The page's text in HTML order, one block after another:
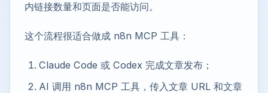
内链接数量和页面是否能访问。
这个流程很适合做成 n8n MCP 工具：
Claude Code 或 Codex 完成文章发布；
AI 调用 n8n MCP 工具，传入文章 URL 和文章